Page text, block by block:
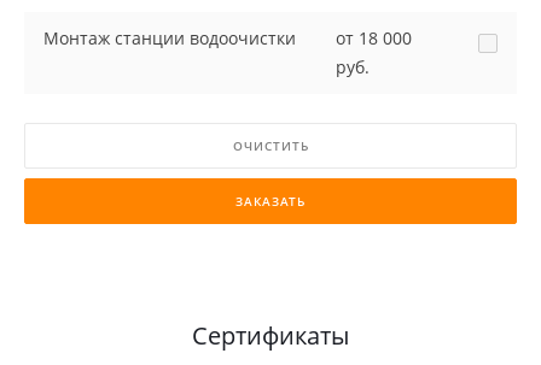
Монтаж станции водоочистки
от 18 000
руб.
ОЧИСТИТЬ
ЗАКАЗАТЬ
Сертификаты